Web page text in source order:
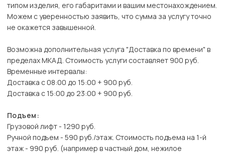
типом изделия, его габаритами и вашим местонахождением.
Можем с уверенностью заявить, что сумма за услугу точно
не окажется завышенной.
Возможна дополнительная услуга "Доставка по времени" в
пределах МКАД. Стоимость услуги составляет 900 руб.
Временные интервалы:
Доставка с 08:00 до 15:00 + 900 руб.
Доставка с 15:00 до 23:00 + 900 руб.
Подъем:
Грузовой лифт - 1290 руб.
Ручной подъем - 590 руб./этаж. Стоимость подъема на 1-й
этаж - 990 руб. (например в частный дом, нежилое